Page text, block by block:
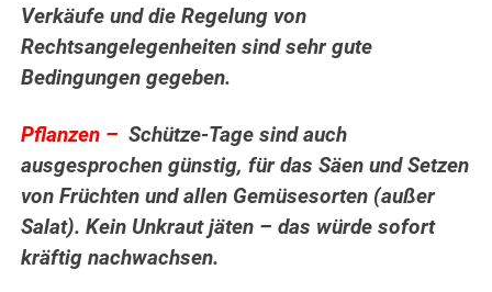
Verkäufe und die Regelung von
Rechtsangelegenheiten sind sehr gute
Bedingungen gegeben.
Pflanzen – Schütze-Tage sind auch
ausgesprochen günstig, für das Säen und Setzen
von Früchten und allen Gemüsesorten (außer
Salat). Kein Unkraut jäten – das würde sofort
kräftig nachwachsen.